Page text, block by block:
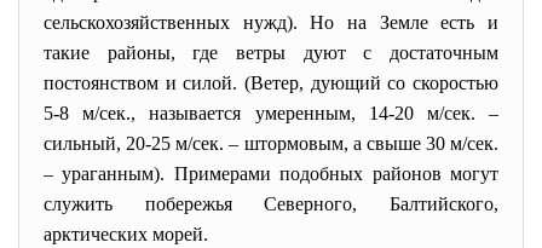
сельскохозяйственных нужд). Но на Земле есть и
такие районы, где ветры дуют с достаточным
постоянством и силой. (Ветер, дующий со скоростью
5-8 м/сек., называется умеренным, 14-20 м/сек. –
сильный, 20-25 м/сек. – штормовым, а свыше 30 м/сек.
– ураганным). Примерами подобных районов могут
служить побережья Северного, Балтийского,
арктических морей.